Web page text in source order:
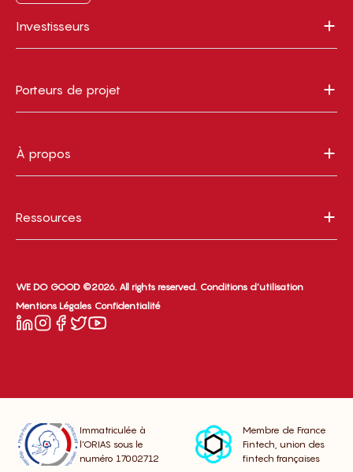
Investisseurs
Porteurs de projet
À propos
Ressources
WE DO GOOD ©2026. All rights reserved. Conditions d’utilisation
Mentions Légales Confidentialité
Immatriculée à
l’ORIAS sous le
numéro 17002712
Membre de France
Fintech, union des
fintech françaises